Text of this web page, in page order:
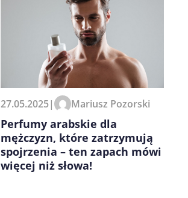
27.05.2025| Mariusz Pozorski
Perfumy arabskie dla
mężczyzn, które zatrzymują
spojrzenia – ten zapach mówi
więcej niż słowa!